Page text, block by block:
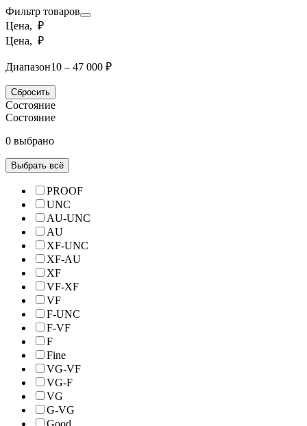
Фильтр товаров
Цена, ₽
Цена, ₽
Диапазон10 – 47 000 ₽
Сбросить
Состояние
Состояние
0 выбрано
Выбрать всё
PROOF
UNC
AU-UNC
AU
XF-UNC
XF-AU
XF
VF-XF
VF
F-UNC
F-VF
F
Fine
VG-VF
VG-F
VG
G-VG
Good